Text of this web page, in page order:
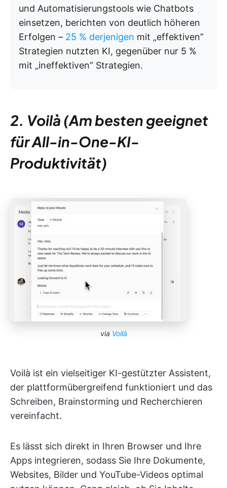
und Automatisierungstools wie Chatbots
einsetzen, berichten von deutlich höheren
Erfolgen – 25 % derjenigen mit „effektiven”
Strategien nutzten KI, gegenüber nur 5 %
mit „ineffektiven” Strategien.
2. Voilà (Am besten geeignet
für All-in-One-KI-
Produktivität)
via Voilà
Voilà ist ein vielseitiger KI-gestützter Assistent,
der plattformübergreifend funktioniert und das
Schreiben, Brainstorming und Recherchieren
vereinfacht.
Es lässt sich direkt in Ihren Browser und Ihre
Apps integrieren, sodass Sie Ihre Dokumente,
Websites, Bilder und YouTube-Videos optimal